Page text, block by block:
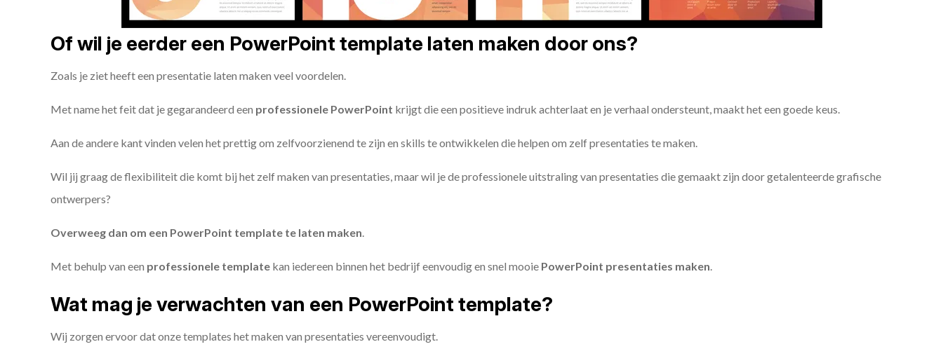
Of wil je eerder een PowerPoint template laten maken door ons?
Zoals je ziet heeft een presentatie laten maken veel voordelen.
Met name het feit dat je gegarandeerd een professionele PowerPoint krijgt die een positieve indruk achterlaat en je verhaal ondersteunt, maakt het een goede keus.
Aan de andere kant vinden velen het prettig om zelfvoorzienend te zijn en skills te ontwikkelen die helpen om zelf presentaties te maken.
Wil jij graag de flexibiliteit die komt bij het zelf maken van presentaties, maar wil je de professionele uitstraling van presentaties die gemaakt zijn door getalenteerde grafische
ontwerpers?
Overweeg dan om een PowerPoint template te laten maken.
Met behulp van een professionele template kan iedereen binnen het bedrijf eenvoudig en snel mooie PowerPoint presentaties maken.
Wat mag je verwachten van een PowerPoint template?
Wij zorgen ervoor dat onze templates het maken van presentaties vereenvoudigt.